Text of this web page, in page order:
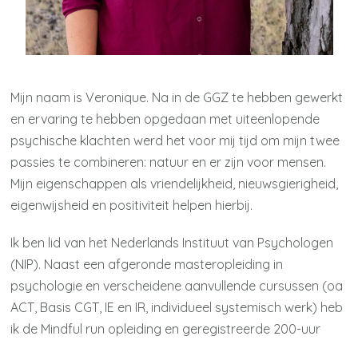
Mijn naam is Veronique. Na in de GGZ te hebben gewerkt
en ervaring te hebben opgedaan met uiteenlopende
psychische klachten werd het voor mij tijd om mijn twee
passies te combineren: natuur en er zijn voor mensen.
Mijn eigenschappen als vriendelijkheid, nieuwsgierigheid,
eigenwijsheid en positiviteit helpen hierbij.
Ik ben lid van het Nederlands Instituut van Psychologen
(NIP). Naast een afgeronde masteropleiding in
psychologie en verscheidene aanvullende cursussen (oa
ACT, Basis CGT, IE en IR, individueel systemisch werk) heb
ik de Mindful run opleiding en geregistreerde 200-uur